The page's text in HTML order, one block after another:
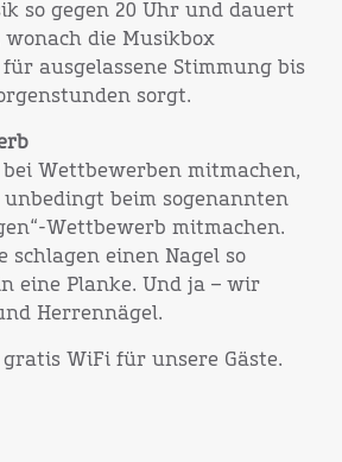
so gegen 20 Uhr und dauert
die Musikbox
ausgelassene Stimmung bis
sorgt.
bei Wettbewerben mitmachen,
beim sogenannten
Wettbewerb mitmachen.
schlagen einen Nagel so
eine Planke. Und ja – wir
Herrennägel.
WiFi für unsere Gäste.